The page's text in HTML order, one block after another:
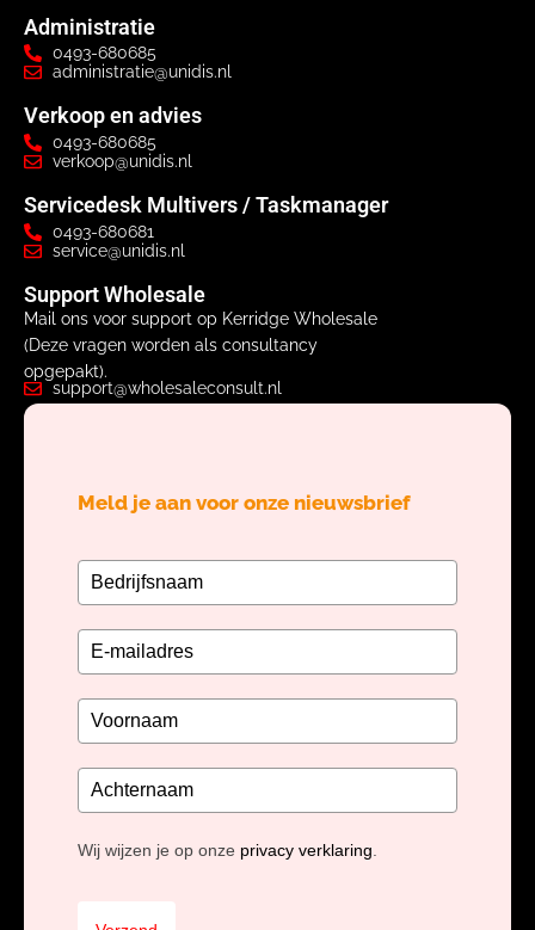
Administratie
0493-680685
administratie@unidis.nl
Verkoop en advies
0493-680685
verkoop@unidis.nl
Servicedesk Multivers / Taskmanager
0493-680681
service@unidis.nl
Support Wholesale
Mail ons voor support op Kerridge Wholesale
(Deze vragen worden als consultancy
opgepakt).
support@wholesaleconsult.nl
Meld je aan voor onze nieuwsbrief
Wij wijzen je op onze privacy verklaring.